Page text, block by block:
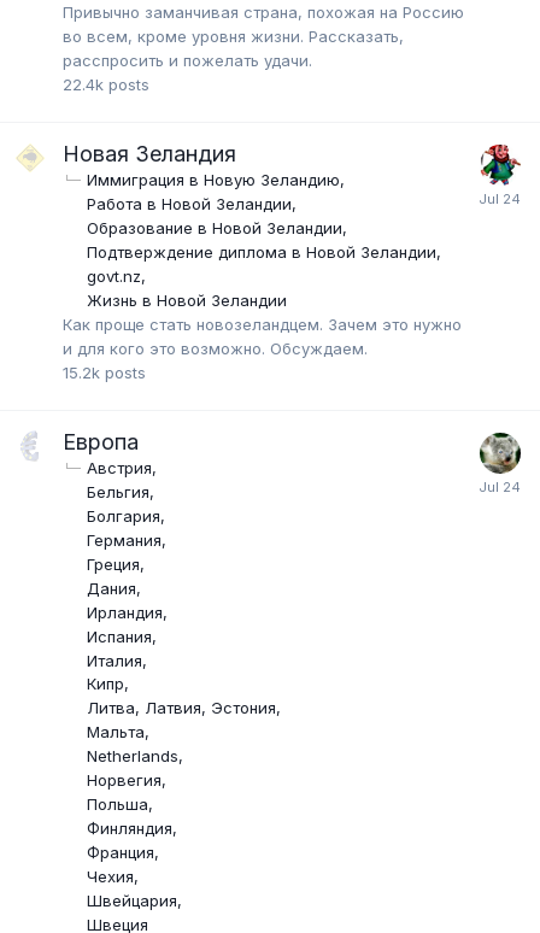
Привычно заманчивая страна, похожая на Россию
во всем, кроме уровня жизни. Рассказать,
расспросить и пожелать удачи.
22.4k posts
Новая Зеландия
Иммиграция в Новую Зеландию
Работа в Новой Зеландии
Образование в Новой Зеландии
Подтверждение диплома в Новой Зеландии
govt.nz
Жизнь в Новой Зеландии
Как проще стать новозеландцем. Зачем это нужно
и для кого это возможно. Обсуждаем.
15.2k posts
Европа
Австрия
Бельгия
Болгария
Германия
Греция
Дания
Ирландия
Испания
Италия
Кипр
Литва, Латвия, Эстония
Мальта
Netherlands
Норвегия
Польша
Финляндия
Франция
Чехия
Швейцария
Швеция